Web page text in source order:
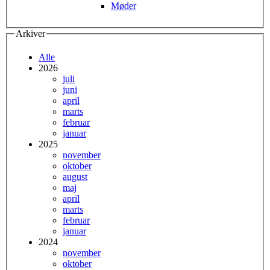
Møder
Arkiver
Alle
2026
juli
juni
april
marts
februar
januar
2025
november
oktober
august
maj
april
marts
februar
januar
2024
november
oktober